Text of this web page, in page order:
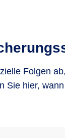
Folgen ab,
Sie hier, wann